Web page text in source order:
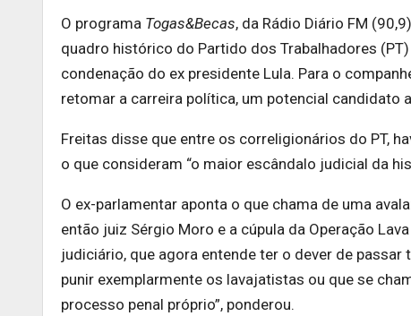
O programa Togas&Becas, da Rádio Diário FM
quadro histórico do Partido dos Trabalhadores
condenação do ex presidente Lula. Para o
retomar a carreira política, um potencial candidato
Freitas disse que entre os correligionários do PT,
o que consideram “o maior escândalo judicial da
O ex-parlamentar aponta o que chama de uma
então juiz Sérgio Moro e a cúpula da Operação
judiciário, que agora entende ter o dever de
punir exemplarmente os lavajatistas ou que se
processo penal próprio”, ponderou.